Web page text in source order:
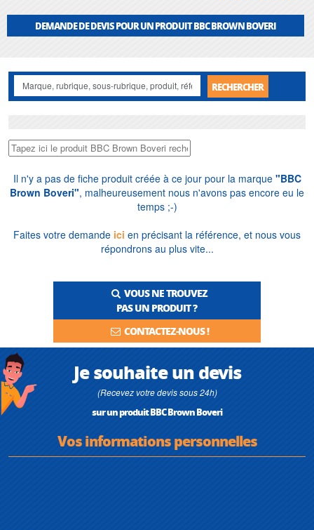
bobinage des moteursBBC Brown Boveri: machines asynchrones
triphasées, moteurs à courant continu, générateurs. Notre atelier en Île-de-
BBC). Vente France et export, pièces de remplacement, diagnostic et
équipements reconditionnés pour installations parfois quadragénaires, pour
professionnels comme particuliers.
DEMANDE DE DEVIS POUR UN PRODUIT BBC BROWN BOVERI
RECHERCHER
Il n'y a pas de fiche produit créée à ce jour pour la marque "BBC
Brown Boveri", malheureusement nous n'avons pas encore eu le
temps ;-)
Faites votre demande ici en précisant la référence, et nous vous
répondrons au plus vite...
VOUS NE TROUVEZ
PAS UN PRODUIT ?
CONTACTEZ-NOUS !
Je souhaite un devis
(Recevez votre devis sous 24h)
sur un produit BBC Brown Boveri
Vos informations personnelles